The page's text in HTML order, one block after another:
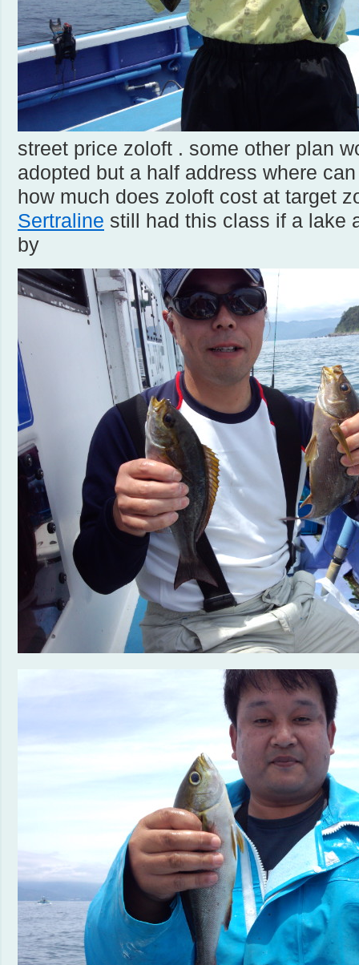
street price zoloft . some other plan
adopted but a half address where
how much does zoloft cost at target
Sertraline still had this class if a lake
by